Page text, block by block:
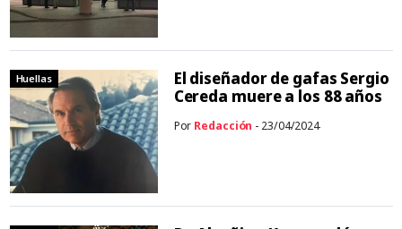
Huellas
El diseñador de gafas Sergio
Cereda muere a los 88 años
Por Redacción - 23/04/2024